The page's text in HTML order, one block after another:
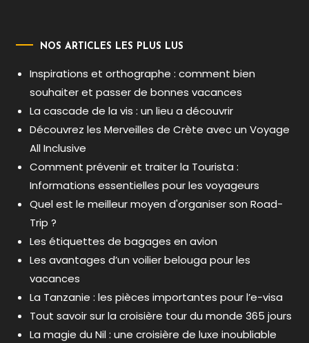
NOS ARTICLES LES PLUS LUS
Inspirations et orthographe : comment bien
souhaiter et passer de bonnes vacances
La cascade de la vis : un lieu a découvrir
Découvrez les Merveilles de Crète avec un Voyage
All Inclusive
Comment prévenir et traiter la Tourista :
Informations essentielles pour les voyageurs
Quel est le meilleur moyen d'organiser son Road-
Trip ?
Les étiquettes de bagages en avion
Les avantages d’un voilier belouga pour les
vacances
La Tanzanie : les pièces importantes pour l’e-visa
Tout savoir sur la croisière tour du monde 365 jours
La magie du Nil : une croisière de luxe inoubliable